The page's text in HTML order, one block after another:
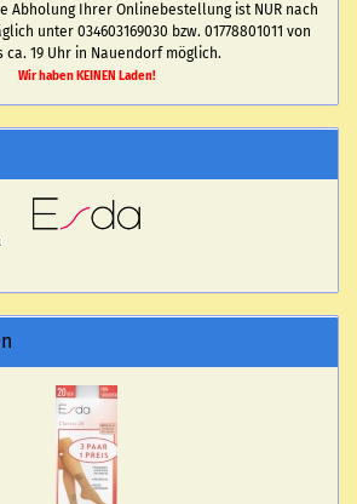
Abholung Ihrer Onlinebestellung ist NUR nach
unter 034603169030 bzw. 01778801011 von
ca. 19 Uhr in Nauendorf möglich.
Wir haben KEINEN Laden!